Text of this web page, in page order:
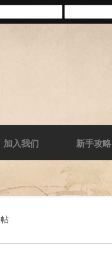
加入我们 新手攻略